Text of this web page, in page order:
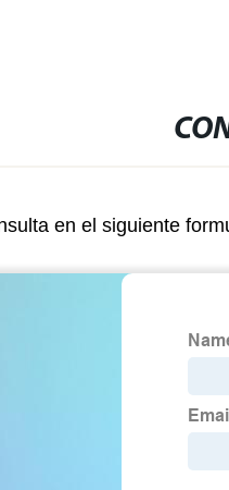
en el siguiente